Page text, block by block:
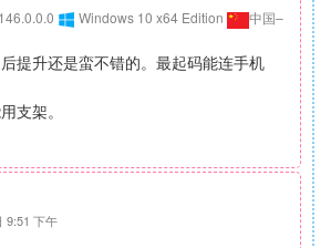
Windows 10 x64 Edition
中国–
提升还是蛮不错的。最起码能连手机
支架。
9:51 下午